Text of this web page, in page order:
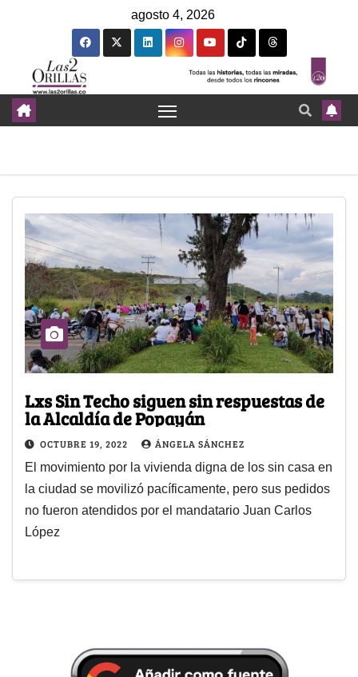
agosto 4, 2026
Lxs Sin Techo siguen sin respuestas de
la Alcaldía de Popayán
OCTUBRE 19, 2022 ÁNGELA SÁNCHEZ
El movimiento por la vivienda digna de los sin casa en
la ciudad se movilizó pacíficamente, pero sus pedidos
no fueron atendidos por el mandatario Juan Carlos
López